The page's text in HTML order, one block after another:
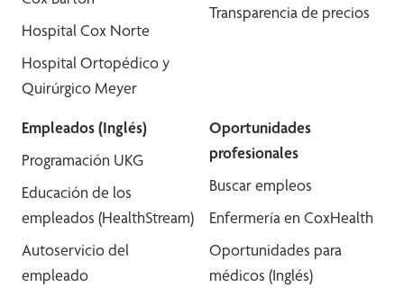
Hospital Cox Norte
Hospital Ortopédico y
Quirúrgico Meyer
Transparencia de precios
Empleados (Inglés)
Programación UKG
Educación de los
empleados (HealthStream)
Autoservicio del
empleado
Oportunidades
profesionales
Buscar empleos
Enfermería en CoxHealth
Oportunidades para
médicos (Inglés)